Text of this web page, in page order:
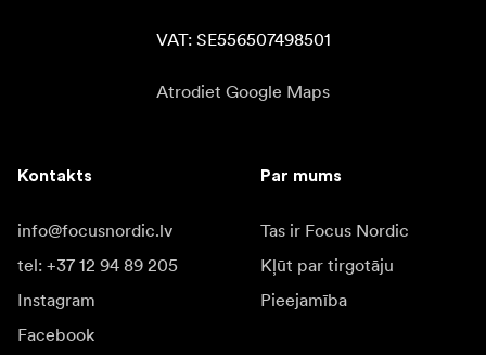
VAT: SE556507498501
Atrodiet Google Maps
Kontakts
info@focusnordic.lv
tel: +37 12 94 89 205
Instagram
Facebook
Par mums
Tas ir Focus Nordic
Kļūt par tirgotāju
Pieejamība